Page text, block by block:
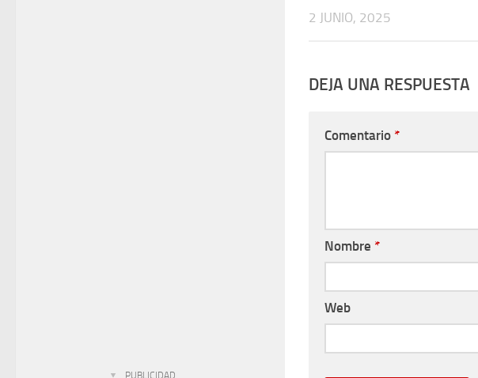
2 JUNIO, 2025
DEJA UNA RESPUESTA
Comentario *
Nombre *
Web
PUBLICIDAD